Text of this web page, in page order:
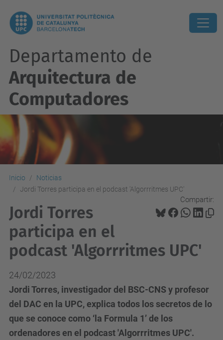
Departamento de
Arquitectura de
Computadores
Inicio
Noticias
Jordi Torres participa en el podcast 'Algorrritmes UPC'
Compartir:
Jordi Torres
participa en el
podcast 'Algorrritmes UPC'
24/02/2023
Jordi Torres, investigador del BSC-CNS y profesor
del DAC en la UPC, explica todos los secretos de lo
que se conoce como ‘la Formula 1’ de los
ordenadores en el podcast 'Algorrritmes UPC'.